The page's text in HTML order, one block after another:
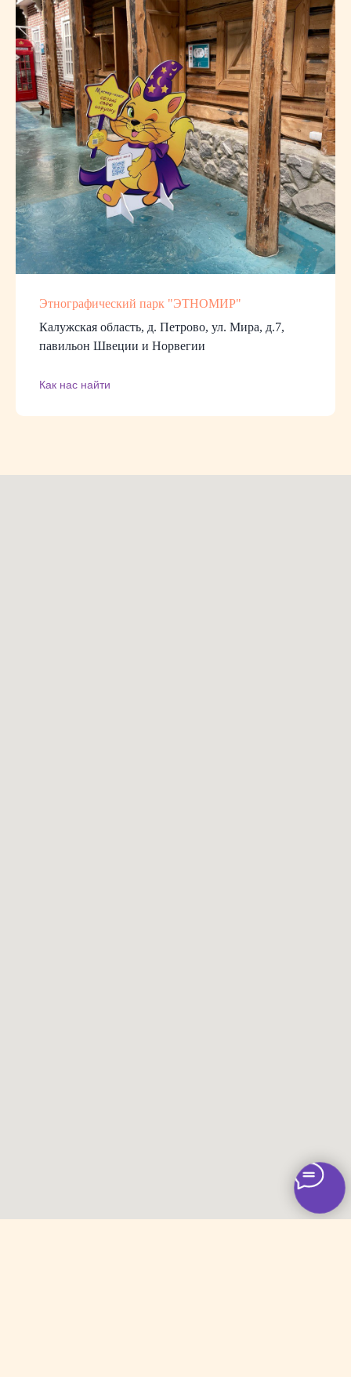
Этнографический парк "ЭТНОМИР"
Калужская область, д. Петрово, ул. Мира, д.7,
павильон Швеции и Норвегии
Как нас найти